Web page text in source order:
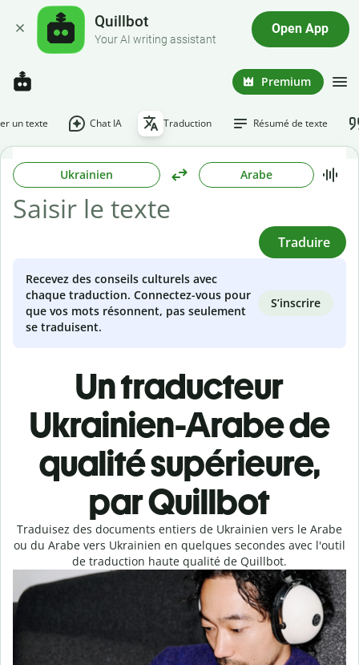
Quillbot
Your AI writing assistant
Open App
Premium
un texte Chat IA Traduction Résumé de texte
Ukrainien Arabe
Traduire
Recevez des conseils culturels avec
chaque traduction. Connectez-vous pour
que vos mots résonnent, pas seulement
se traduisent.
S’inscrire
Un traducteur
Ukrainien-Arabe de
qualité supérieure,
par Quillbot
Traduisez des documents entiers de Ukrainien vers le Arabe
ou du Arabe vers Ukrainien en quelques secondes avec l'outil
de traduction haute qualité de Quillbot.